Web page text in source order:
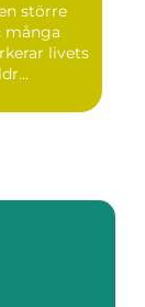
större
många
livets